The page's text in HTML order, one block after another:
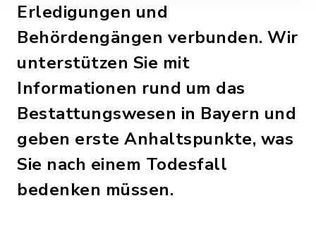
Erledigungen und
Behördengängen verbunden. Wir
unterstützen Sie mit
Informationen rund um das
Bestattungswesen in Bayern und
geben erste Anhaltspunkte, was
Sie nach einem Todesfall
bedenken müssen.